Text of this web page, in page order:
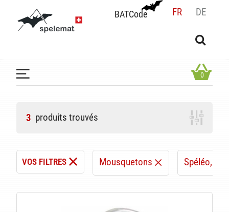
BATCode FR DE
BATCode
OK
0
3 produits trouvés
VOS FILTRES Mousquetons Spéléo,